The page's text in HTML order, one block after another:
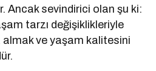
Ancak sevindirici olan şu ki:
tarzı değişiklikleriyle
ve yaşam kalitesini